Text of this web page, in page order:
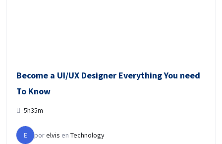
Become a UI/UX Designer Everything You need
To Know
5h35m
E porelvis en Technology